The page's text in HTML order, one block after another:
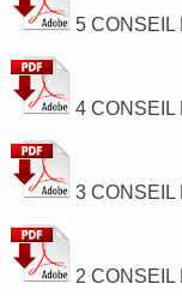
5 CONSEIL
4 CONSEIL
3 CONSEIL
2 CONSEIL